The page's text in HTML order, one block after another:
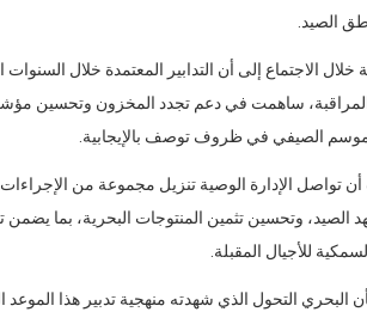
الصيد.
الاجتماع إلى أن التدابير المعتمدة خلال السنوات
ساهمت في دعم تجدد المخزون وتحسين
الصيفي في ظروف توصف بالإيجابية.
تواصل الإدارة الوصية تنزيل مجموعة من الإجراءات
الصيد، وتحسين تثمين المنتوجات البحرية، بما يضمن
للأجيال المقبلة.
البحري التحول الذي شهدته منهجية تدبير هذا الموعد